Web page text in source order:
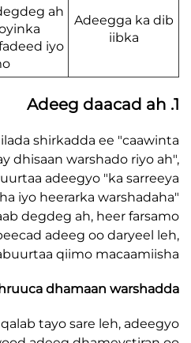
Adeegga
si degdeg ah
xirfadeed iyo
himilada shirkadda ee
inay dhisaan warshado
abuurtaa adeegyo "ka
iyo heerarka
jawaab degdeg ah, heer
iyo dabeecad adeeg oo
u abuurtaa qiimo
Mashruuca dhamaan
oo leh qalab tayo sare leh,